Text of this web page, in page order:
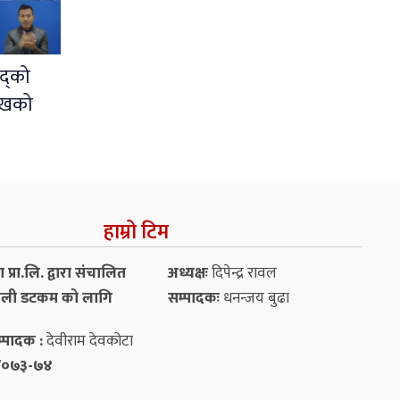
हाम्रो टिम
द्वारा संचालित
डटकम को लागि
अध्यक्षःदिपेन्द्र रावल
सम्पादकःधनन्‍जय बुढा
:देवीराम देवकोटा
०७३-७४